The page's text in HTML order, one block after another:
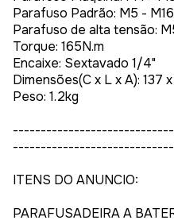
Parafuso Padrão: M5 - M16
Parafuso de alta tensão:
Torque: 165N.m
Encaixe: Sextavado 1/4"
Dimensões(C x L x A): 137
Peso: 1.2kg
ITENS DO ANUNCIO:
PARAFUSADEIRA A